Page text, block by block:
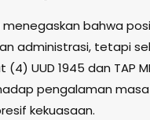
menegaskan bahwa
administrasi, tetapi
(4) UUD 1945 dan TAP
pengalaman
kekuasaan.